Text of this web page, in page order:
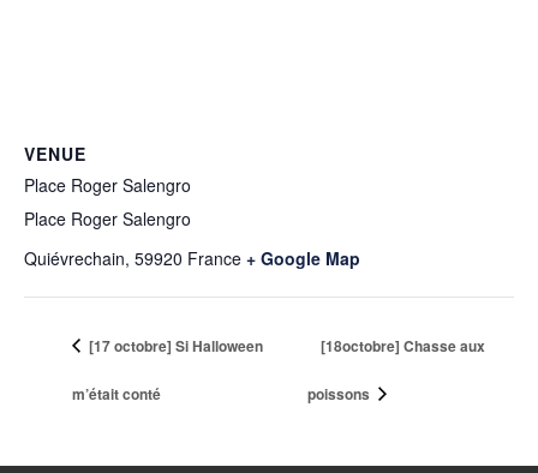
VENUE
Place Roger Salengro
Place Roger Salengro
Quiévrechain, 59920 France + Google Map
[17 octobre] Si Halloween
m’était conté
[18octobre] Chasse aux
poissons